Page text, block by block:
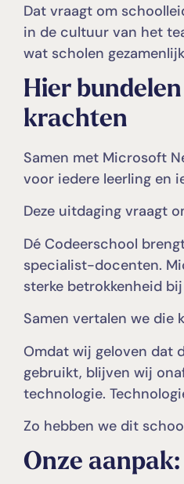
Dat vraagt om
in de cultuur van het
wat scholen
Hier
krachten
Samen met Microsoft
voor iedere leerling en
Deze uitdaging vraagt
Dé Codeerschool
specialist-docenten.
sterke betrokkenheid
Samen vertalen we die
Omdat wij geloven dat
gebruikt, blijven wij
technologie.
Zo hebben we dit
Onze